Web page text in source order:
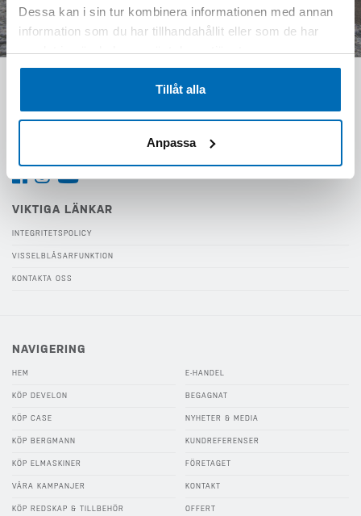
Dessa kan i sin tur kombinera informationen med annan
information som du har tillhandahållit eller som de har
samlat in när du har använt deras tjänster.
Tillåt alla
Anpassa
Kontakta oss här
VIKTIGA LÄNKAR
INTEGRITETSPOLICY
VISSELBLÅSARFUNKTION
KONTAKTA OSS
NAVIGERING
HEM
KÖP DEVELON
KÖP CASE
KÖP BERGMANN
KÖP ELMASKINER
VÅRA KAMPANJER
KÖP REDSKAP & TILLBEHÖR
E-HANDEL
BEGAGNAT
NYHETER & MEDIA
KUNDREFERENSER
FÖRETAGET
KONTAKT
OFFERT